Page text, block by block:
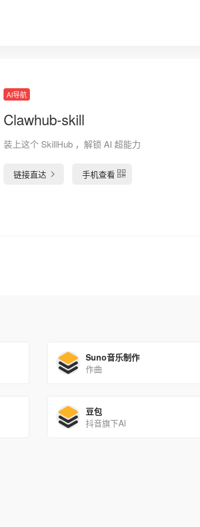
AI导航
Clawhub-skill
装上这个 SkillHub ，解锁 AI 超能力
链接直达 手机查看
Suno音乐制作
作曲
豆包
抖音旗下AI